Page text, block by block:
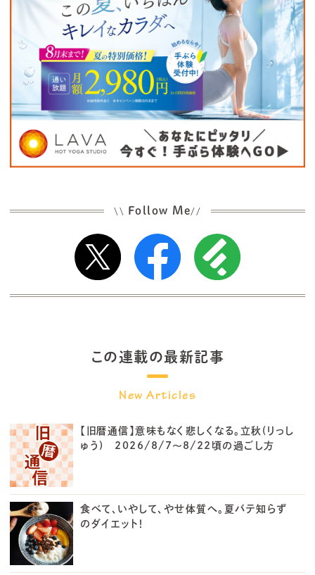
\\ Follow Me//
この連載の最新記事
【旧暦通信】意味もなく悲しくなる。立秋(りっし
ゅう) 2026/8/7～8/22頃の過ごし方
食べて、いやして、やせ体質へ。夏バテ知らず
のダイエット！